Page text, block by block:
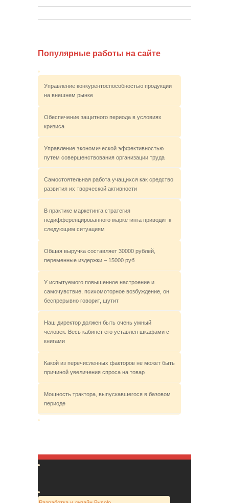
Популярные работы на сайте
Управление конкурентоспособностью продукции
на внешнем рынке
Обеспечение защитного периода в условиях
кризиса
Управление экономической эффективностью
путем совершенствования организации труда
Самостоятельная работа учащихся как средство
развития их творческой активности
В практике маркетинга стратегия
недифференцированного маркетинга приводит к
следующим ситуациям
Общая выручка составляет 30000 рублей,
переменные издержки – 15000 руб
У испытуемого повышенное настроение и
самочувствие, психомоторное возбуждение, он
беспрерывно говорит, шутит
Наш директор должен быть очень умный
человек. Весь кабинет его уставлен шкафами с
книгами
Какой из перечисленных факторов не может быть
причиной увеличения спроса на товар
Мощность трактора, выпускавшегося в базовом
периоде